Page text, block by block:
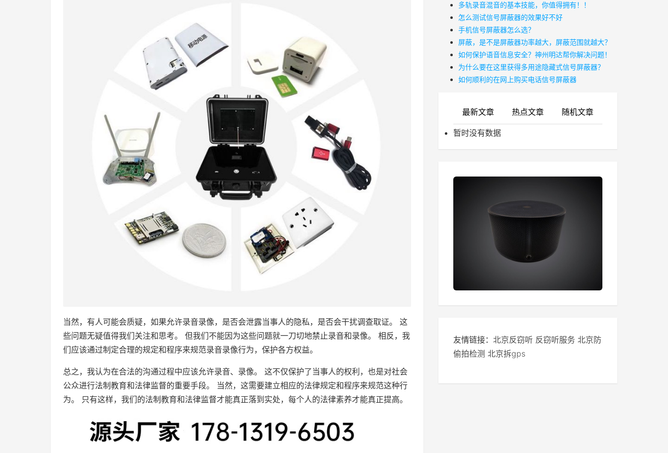
当然，有人可能会质疑，如果允许录音录像，是否会泄露当事人的隐私，是否会干扰调查取证。 这
些问题无疑值得我们关注和思考。 但我们不能因为这些问题就一刀切地禁止录音和录像。 相反，我
们应该通过制定合理的规定和程序来规范录音录像行为，保护各方权益。
总之，我认为在合法的沟通过程中应该允许录音、录像。 这不仅保护了当事人的权利，也是对社会
公众进行法制教育和法律监督的重要手段。 当然，这需要建立相应的法律规定和程序来规范这种行
为。 只有这样，我们的法制教育和法律监督才能真正落到实处，每个人的法律素养才能真正提高。
多轨录音混音的基本技能，你值得拥有！！
怎么测试信号屏蔽器的效果好不好
手机信号屏蔽器怎么选？
屏蔽，是不是屏蔽器功率越大，屏蔽范围就越大？
如何保护语音信息安全？神州明达帮你解决问题！
为什么要在这里获得多用途隐藏式信号屏蔽器？
如何顺利的在网上购买电话信号屏蔽器
最新文章 热点文章 随机文章
暂时没有数据
友情链接： 北京反窃听 反窃听服务 北京防
偷拍检测 北京拆gps